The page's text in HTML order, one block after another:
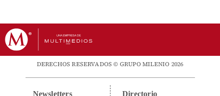
DERECHOS RESERVADOS © GRUPO MILENIO 2026
Newsletters Directorio